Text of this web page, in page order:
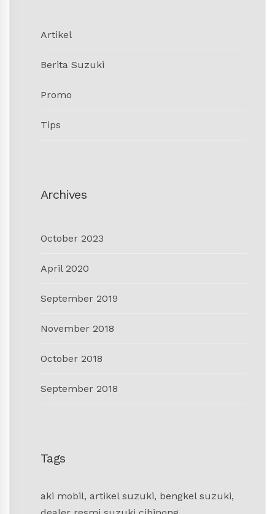
Artikel
Berita Suzuki
Promo
Tips
Archives
October 2023
April 2020
September 2019
November 2018
October 2018
September 2018
Tags
aki mobil, artikel suzuki, bengkel suzuki,